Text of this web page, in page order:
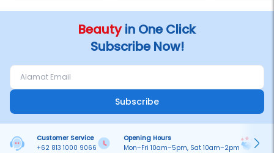
Beautyin One Click
Subscribe Now!
Subscribe
Customer Service
+62 813 1000 9066
Opening Hours
Mon–Fri 10am–5pm, Sat 10am–2pm